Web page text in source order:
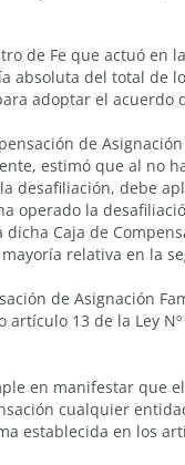
de Fe que actuó en
absoluta del total de
adoptar el acuerdo
de
estimó que al no
desafiliación, debe
operado la
Caja de
relativa en la
de Asignación
13 de la Ley
en manifestar que
cualquier
establecida en los